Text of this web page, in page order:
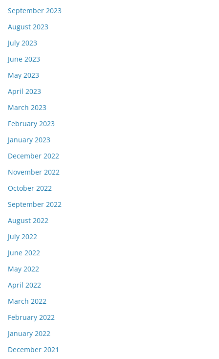
September 2023
August 2023
July 2023
June 2023
May 2023
April 2023
March 2023
February 2023
January 2023
December 2022
November 2022
October 2022
September 2022
August 2022
July 2022
June 2022
May 2022
April 2022
March 2022
February 2022
January 2022
December 2021